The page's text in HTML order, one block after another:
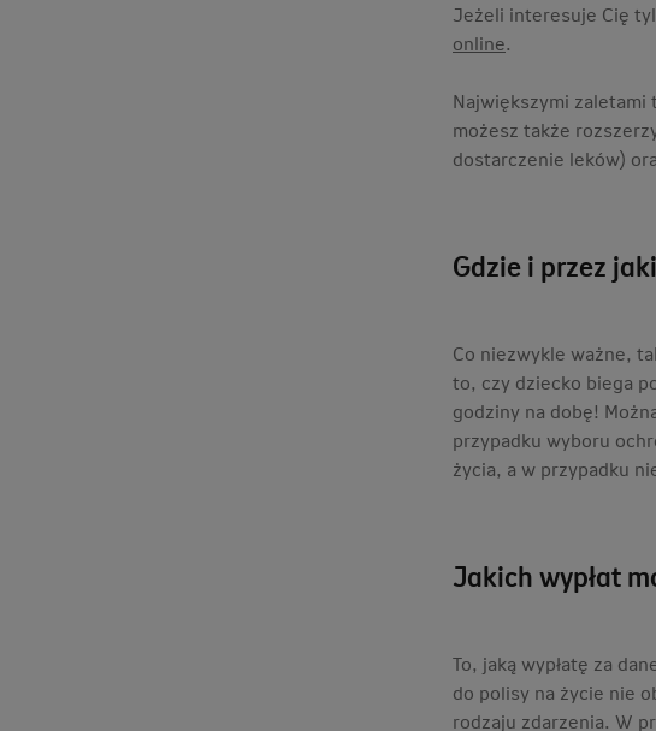
Jeżeli interesuje Cię
online.
Największymi
możesz także
dostarczenie leków)
Gdzie i przez
Co niezwykle ważne,
to, czy dziecko biega
godziny na dobę!
przypadku wyboru
życia, a w przypadku
Jakich wypłat
To, jaką wypłatę za
do polisy na życie nie
rodzaju zdarzenia. W